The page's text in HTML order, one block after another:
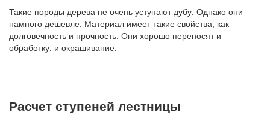
Такие породы дерева не очень уступают дубу. Однако они
намного дешевле. Материал имеет такие свойства, как
долговечность и прочность. Они хорошо переносят и
обработку, и окрашивание.
Расчет ступеней лестницы